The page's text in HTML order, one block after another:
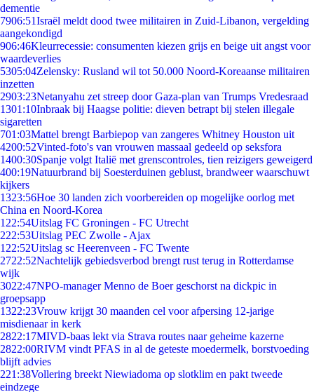
dementie
7906:51Israël meldt dood twee militairen in Zuid-Libanon, vergelding
aangekondigd
906:46Kleurrecessie: consumenten kiezen grijs en beige uit angst voor
waardeverlies
5305:04Zelensky: Rusland wil tot 50.000 Noord-Koreaanse militairen
inzetten
2903:23Netanyahu zet streep door Gaza-plan van Trumps Vredesraad
1301:10Inbraak bij Haagse politie: dieven betrapt bij stelen illegale
sigaretten
701:03Mattel brengt Barbiepop van zangeres Whitney Houston uit
4200:52Vinted-foto's van vrouwen massaal gedeeld op seksfora
1400:30Spanje volgt Italië met grenscontroles, tien reizigers geweigerd
400:19Natuurbrand bij Soesterduinen geblust, brandweer waarschuwt
kijkers
1323:56Hoe 30 landen zich voorbereiden op mogelijke oorlog met
China en Noord-Korea
1 22:54Uitslag FC Groningen - FC Utrecht
222:53Uitslag PEC Zwolle - Ajax
1 22:52Uitslag sc Heerenveen - FC Twente
2722:52Nachtelijk gebiedsverbod brengt rust terug in Rotterdamse
wijk
3022:47NPO-manager Menno de Boer geschorst na dickpic in
groepsapp
1322:23Vrouw krijgt 30 maanden cel voor afpersing 12-jarige
misdienaar in kerk
2822:17MIVD-baas lekt via Strava routes naar geheime kazerne
2822:00RIVM vindt PFAS in al de geteste moedermelk, borstvoeding
blijft advies
221:38Vollering breekt Niewiadoma op slotklim en pakt tweede
eindzege